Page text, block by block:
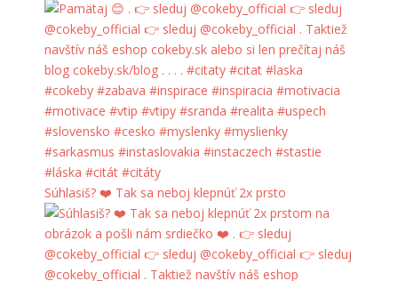
Súhlasiš? ❤️ Tak sa neboj klepnúť 2x prsto